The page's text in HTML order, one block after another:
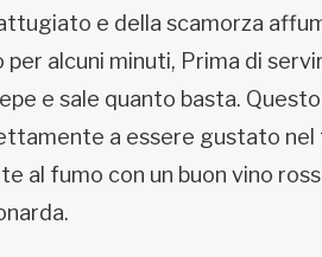
e della scamorza
alcuni minuti, Prima di
e sale quanto basta.
a essere gustato
al fumo con un buon vino